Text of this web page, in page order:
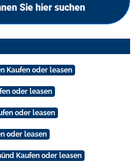
Sie hier suchen
Kaufen oder leasen
oder leasen
oder leasen
oder leasen
Kaufen oder leasen